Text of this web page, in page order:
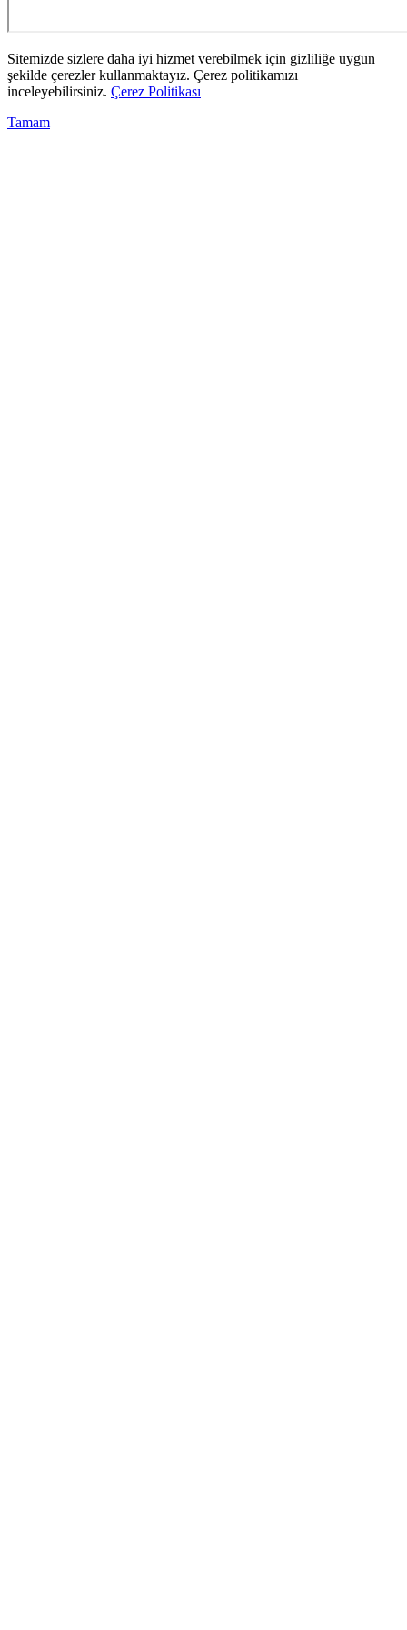
Sitemizde sizlere daha iyi hizmet verebilmek için gizliliğe uygun
şekilde çerezler kullanmaktayız. Çerez politikamızı
inceleyebilirsiniz. Çerez Politikası
Tamam